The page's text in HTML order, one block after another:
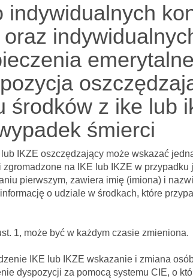
indywidualnych
środków z ike lub
śmierci
IKZE oszczędzający może wskazać
zgromadzone na IKE lub IKZE w przypadku
pierwszym, zawiera imię (imiona) i
o udziale w środkach, które
1, może być w każdym czasie zmieniona.
IKE lub IKZE wskazanie i zmiana
dyspozycji za pomocą systemu CIE, o